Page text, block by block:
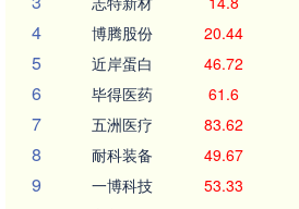
4 博腾股份 20.44
5 近岸蛋白 46.72
6 毕得医药 61.6
7 五洲医疗 83.62
8 耐科装备 49.67
9 一博科技 53.33